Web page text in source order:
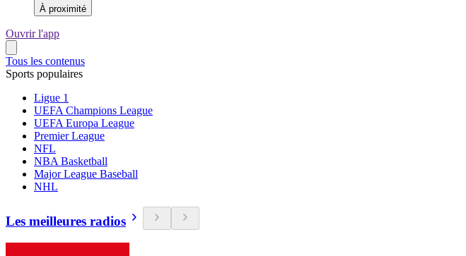
À proximité
Ouvrir l'app
Tous les contenus
Sports populaires
Ligue 1
UEFA Champions League
UEFA Europa League
Premier League
NFL
NBA Basketball
Major League Baseball
NHL
Les meilleures radios